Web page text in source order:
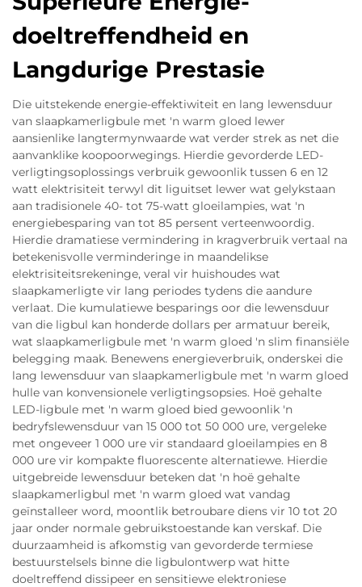
doeltreffendheid en
Langdurige Prestasie
Die uitstekende energie-effektiwiteit en lang lewensduur
van slaapkamerligbule met 'n warm gloed lewer
aansienlike langtermynwaarde wat verder strek as net die
aanvanklike koopoorwegings. Hierdie gevorderde LED-
verligtingsoplossings verbruik gewoonlik tussen 6 en 12
watt elektrisiteit terwyl dit liguitset lewer wat gelykstaan
aan tradisionele 40- tot 75-watt gloeilampies, wat 'n
energiebesparing van tot 85 persent verteenwoordig.
Hierdie dramatiese vermindering in kragverbruik vertaal na
betekenisvolle verminderinge in maandelikse
elektrisiteitsrekeninge, veral vir huishoudes wat
slaapkamerligte vir lang periodes tydens die aandure
verlaat. Die kumulatiewe besparings oor die lewensduur
van die ligbul kan honderde dollars per armatuur bereik,
wat slaapkamerligbule met 'n warm gloed 'n slim finansiële
belegging maak. Benewens energieverbruik, onderskei die
lang lewensduur van slaapkamerligbule met 'n warm gloed
hulle van konvensionele verligtingsopsies. Hoë gehalte
LED-ligbule met 'n warm gloed bied gewoonlik 'n
bedryfslewensduur van 15 000 tot 50 000 ure, vergeleke
met ongeveer 1 000 ure vir standaard gloeilampies en 8
000 ure vir kompakte fluorescente alternatiewe. Hierdie
uitgebreide lewensduur beteken dat 'n hoë gehalte
slaapkamerligbul met 'n warm gloed wat vandag
geïnstalleer word, moontlik betroubare diens vir 10 tot 20
jaar onder normale gebruikstoestande kan verskaf. Die
duurzaamheid is afkomstig van gevorderde termiese
bestuurstelsels binne die ligbulontwerp wat hitte
doeltreffend dissipeer en sensitiewe elektroniese